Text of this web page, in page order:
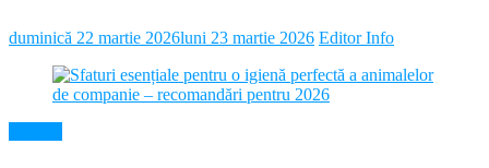
duminică 22 martie 2026luni 23 martie 2026 Editor Info